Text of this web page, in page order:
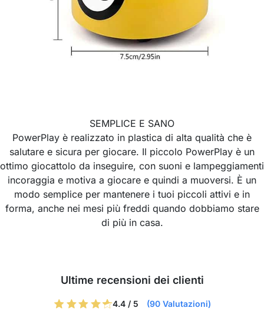
SEMPLICE E SANO
PowerPlay è realizzato in plastica di alta qualità che è
salutare e sicura per giocare. Il piccolo PowerPlay è un
ottimo giocattolo da inseguire, con suoni e lampeggiamenti
incoraggia e motiva a giocare e quindi a muoversi. È un
modo semplice per mantenere i tuoi piccoli attivi e in
forma, anche nei mesi più freddi quando dobbiamo stare
di più in casa.
Ultime recensioni dei clienti
4.4 / 5 (90 Valutazioni)